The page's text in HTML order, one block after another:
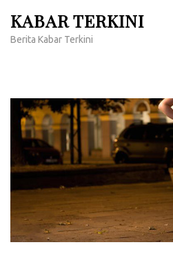
konten
KABAR TERKINI
Berita Kabar Terkini